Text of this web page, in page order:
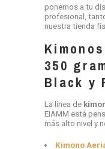
ponemos a tu
profesional,
nuestra tienda
350
Black y
La línea de
EIAMM está
más alto nivel y
Kimono